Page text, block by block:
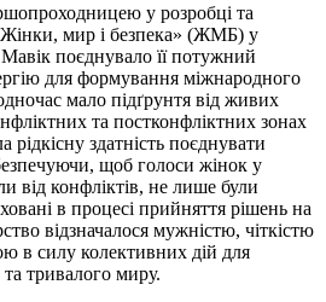
у розробці та
мир і безпека» (ЖМБ) у
поєднувало її потужний
для формування міжнародного
мало підґрунтя від живих
та постконфліктних зонах
здатність поєднувати
щоб голоси жінок у
від конфліктів, не лише були
в процесі прийняття рішень на
відзначалося мужністю, чіткістю
в силу колективних дій для
тривалого миру.